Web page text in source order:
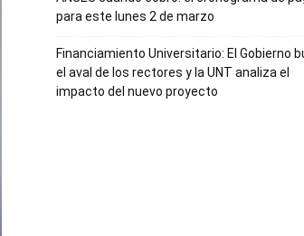
para este lunes 2 de marzo
Financiamiento Universitario: El Gobierno
el aval de los rectores y la UNT analiza el
impacto del nuevo proyecto